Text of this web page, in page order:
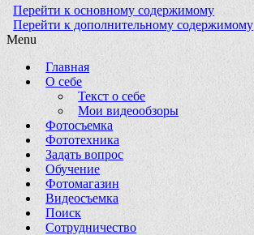
Перейти к основному содержимому
Перейти к дополнительному содержимому
Menu
Главная
О себе
Текст о себе
Мои видеообзоры
Фотосъемка
Фототехника
Задать вопрос
Обучение
Фотомагазин
Видеосъемка
Поиск
Сотрудничество